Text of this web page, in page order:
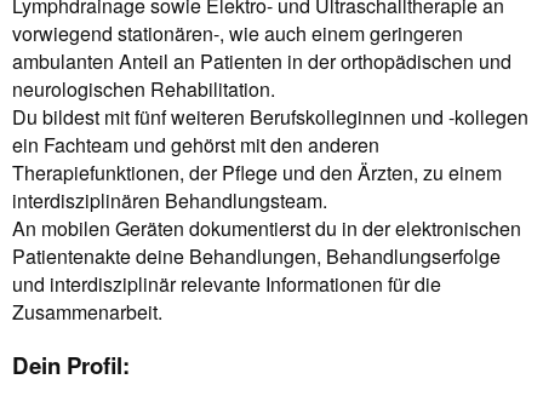
Lymphdrainage sowie Elektro- und Ultraschalltherapie an
vorwiegend stationären-, wie auch einem geringeren
ambulanten Anteil an Patienten in der orthopädischen und
neurologischen Rehabilitation.
Du bildest mit fünf weiteren Berufskolleginnen und -kollegen
ein Fachteam und gehörst mit den anderen
Therapiefunktionen, der Pflege und den Ärzten, zu einem
interdisziplinären Behandlungsteam.
An mobilen Geräten dokumentierst du in der elektronischen
Patientenakte deine Behandlungen, Behandlungserfolge
und interdisziplinär relevante Informationen für die
Zusammenarbeit.
Dein Profil: